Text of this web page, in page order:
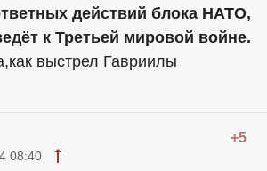
действий блока НАТО,
к Третьей мировой войне.
выстрел Гавриилы
+5
08:40